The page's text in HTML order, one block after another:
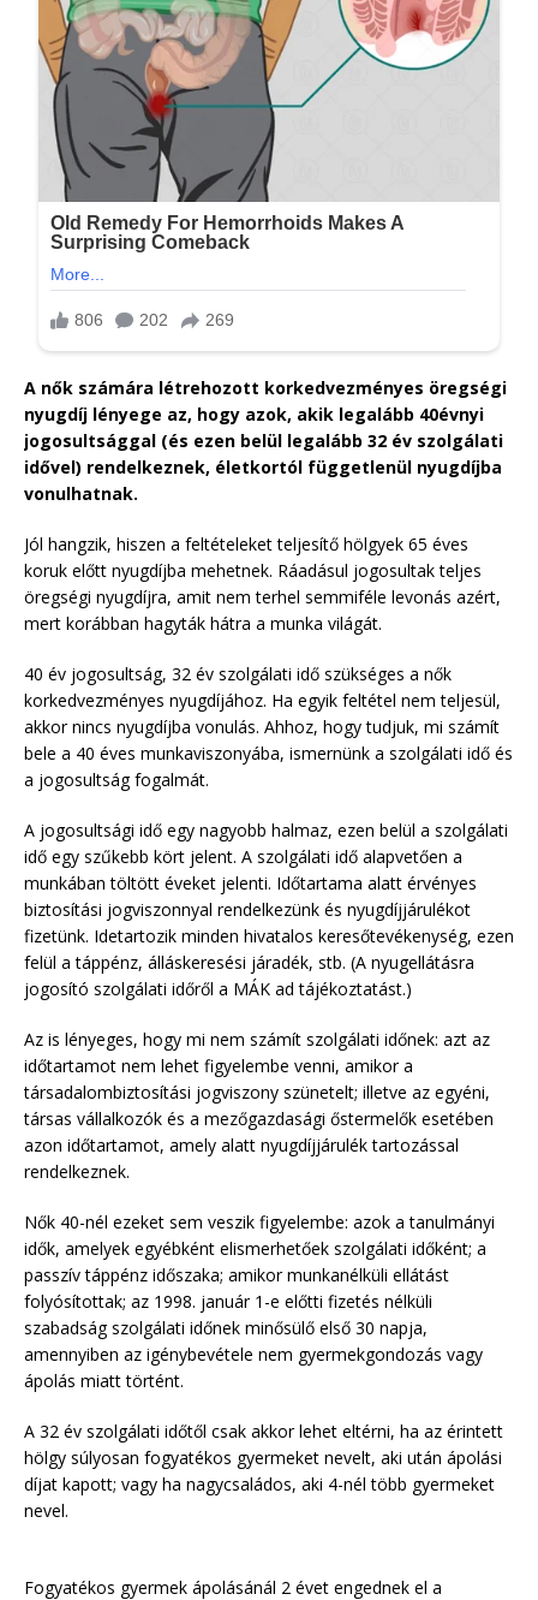
A nők számára létrehozott korkedvezményes öregségi
nyugdíj lényege az, hogy azok, akik legalább 40évnyi
jogosultsággal (és ezen belül legalább 32 év szolgálati
idővel) rendelkeznek, életkortól függetlenül nyugdíjba
vonulhatnak.
Jól hangzik, hiszen a feltételeket teljesítő hölgyek 65 éves
koruk előtt nyugdíjba mehetnek. Ráadásul jogosultak teljes
öregségi nyugdíjra, amit nem terhel semmiféle levonás azért,
mert korábban hagyták hátra a munka világát.
40 év jogosultság, 32 év szolgálati idő szükséges a nők
korkedvezményes nyugdíjához. Ha egyik feltétel nem teljesül,
akkor nincs nyugdíjba vonulás. Ahhoz, hogy tudjuk, mi számít
bele a 40 éves munkaviszonyába, ismernünk a szolgálati idő és
a jogosultság fogalmát.
A jogosultsági idő egy nagyobb halmaz, ezen belül a szolgálati
idő egy szűkebb kört jelent. A szolgálati idő alapvetően a
munkában töltött éveket jelenti. Időtartama alatt érvényes
biztosítási jogviszonnyal rendelkezünk és nyugdíjjárulékot
fizetünk. Idetartozik minden hivatalos keresőtevékenység, ezen
felül a táppénz, álláskeresési járadék, stb. (A nyugellátásra
jogosító szolgálati időről a MÁK ad tájékoztatást.)
Az is lényeges, hogy mi nem számít szolgálati időnek: azt az
időtartamot nem lehet figyelembe venni, amikor a
társadalombiztosítási jogviszony szünetelt; illetve az egyéni,
társas vállalkozók és a mezőgazdasági őstermelők esetében
azon időtartamot, amely alatt nyugdíjjárulék tartozással
rendelkeznek.
Nők 40-nél ezeket sem veszik figyelembe: azok a tanulmányi
idők, amelyek egyébként elismerhetőek szolgálati időként; a
passzív táppénz időszaka; amikor munkanélküli ellátást
folyósítottak; az 1998. január 1-e előtti fizetés nélküli
szabadság szolgálati időnek minősülő első 30 napja,
amennyiben az igénybevétele nem gyermekgondozás vagy
ápolás miatt történt.
A 32 év szolgálati időtől csak akkor lehet eltérni, ha az érintett
hölgy súlyosan fogyatékos gyermeket nevelt, aki után ápolási
díjat kapott; vagy ha nagycsaládos, aki 4-nél több gyermeket
nevel.
Fogyatékos gyermek ápolásánál 2 évet engednek el a